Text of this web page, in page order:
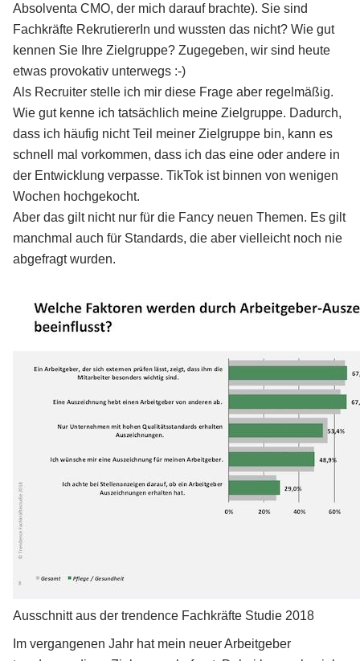
Absolventa CMO, der mich darauf brachte). Sie sind
Fachkräfte RekrutiererIn und wussten das nicht? Wie gut
kennen Sie Ihre Zielgruppe? Zugegeben, wir sind heute
etwas provokativ unterwegs :-)
Als Recruiter stelle ich mir diese Frage aber regelmäßig.
Wie gut kenne ich tatsächlich meine Zielgruppe. Dadurch,
dass ich häufig nicht Teil meiner Zielgruppe bin, kann es
schnell mal vorkommen, dass ich das eine oder andere in
der Entwicklung verpasse. TikTok ist binnen von wenigen
Wochen hochgekocht.
Aber das gilt nicht nur für die Fancy neuen Themen. Es gilt
manchmal auch für Standards, die aber vielleicht noch nie
abgefragt wurden.
Ausschnitt aus der trendence Fachkräfte Studie 2018
Im vergangenen Jahr hat mein neuer Arbeitgeber